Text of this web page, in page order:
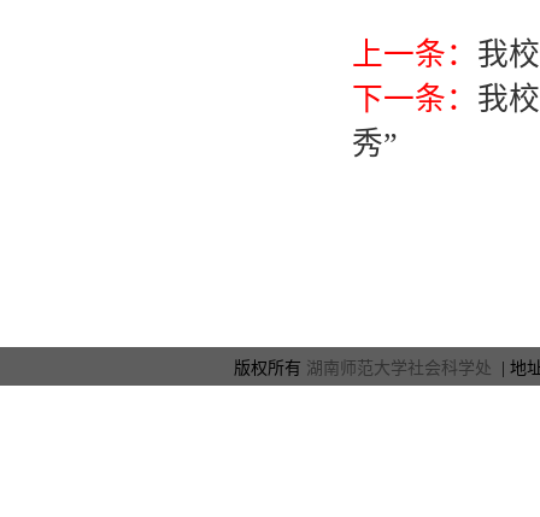
上一条： 我
下一条： 我
秀”
版权所有 湖南师范大学社会科学处 | 地